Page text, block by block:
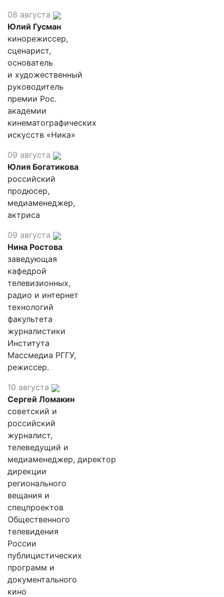
08 августа
Юлий Гусман
кинорежиссер,
сценарист,
основатель
и художественный
руководитель
премии Рос.
академии
кинематографических
искусств «Ника»
09 августа
Юлия Богатикова
российский
продюсер,
медиаменеджер,
актриса
09 августа
Нина Ростова
заведующая
кафедрой
телевизионных,
радио и интернет
технологий
факультета
журналистики
Института
Массмедиа РГГУ,
режиссер.
10 августа
Сергей Ломакин
советский и
российский
журналист,
телеведущий и
медиаменеджер, директор
дирекции
регионального
вещания и
спецпроектов
Общественного
телевидения
России
публицистических
программ и
документального
кино